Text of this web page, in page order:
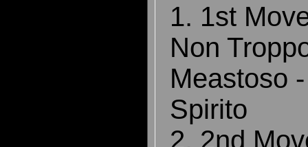
1. 1st
Non
Meastoso
Spirito
2. 2nd